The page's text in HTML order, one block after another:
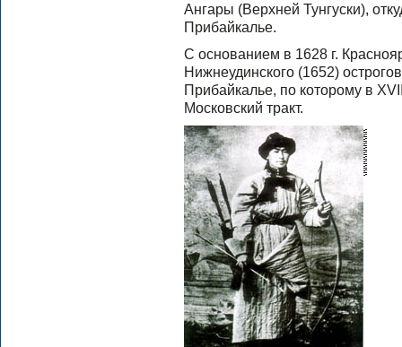
Ангары (Верхней Тунгуски),
Прибайкалье.
С основанием в 1628 г.
Нижнеудинского (1652)
Прибайкалье, по которому в
Московский тракт.